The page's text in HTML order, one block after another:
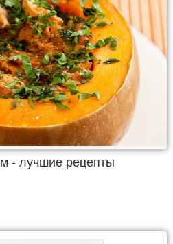
- лучшие рецепты